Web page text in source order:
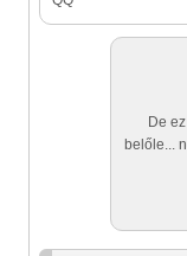
De
belőle...